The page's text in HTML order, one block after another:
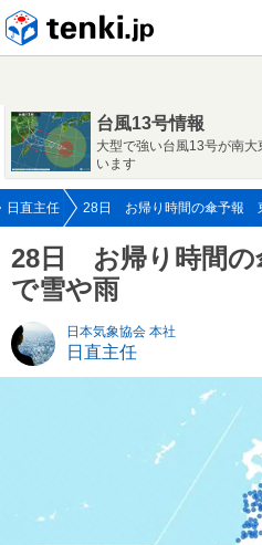
台風13号情報
大型で強い台風13号が南
います
日直主任 28日 お帰り時間の傘予報
28日 お帰り時間
で雪や雨
日本気象協会 本社
日直主任